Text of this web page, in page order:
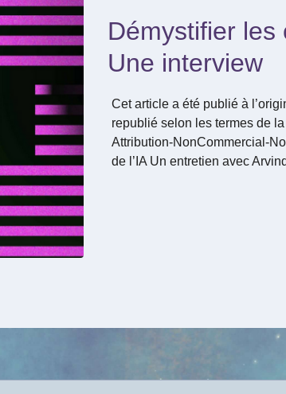
Démystifier les
Une interview
Cet article a été publié à
republié selon les termes de
Attribution-NonCommercial-
de l’IA Un entretien avec